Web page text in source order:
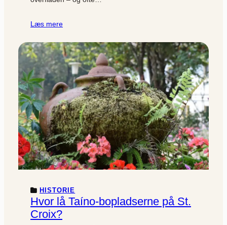
Læs mere
HISTORIE
Hvor lå Taíno-bopladserne på St.
Croix?